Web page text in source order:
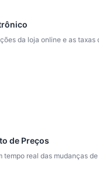
da loja online e as taxas
de Preços
tempo real das mudanças